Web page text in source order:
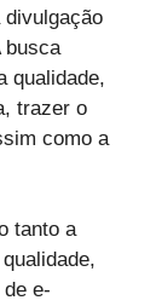
busca
qualidade,
trazer o
como a
tanto a
e-